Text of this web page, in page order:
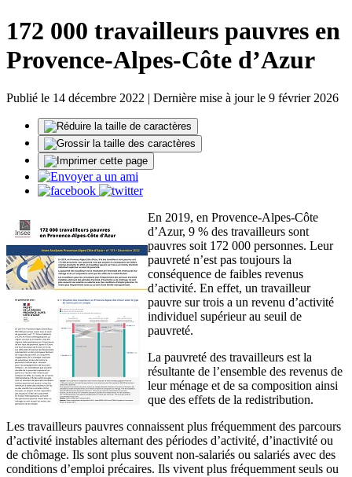
172 000 travailleurs pauvres en
Provence-Alpes-Côte d’Azur
Publié le 14 décembre 2022 | Dernière mise à jour le 9 février 2026
En 2019, en Provence-Alpes-Côte
d’Azur, 9 % des travailleurs sont
pauvres soit 172 000 personnes. Leur
pauvreté n’est pas toujours la
conséquence de faibles revenus
d’activité. En effet, un travailleur
pauvre sur trois a un revenu d’activité
individuel supérieur au seuil de
pauvreté.
La pauvreté des travailleurs est la
résultante de l’ensemble des revenus de
leur ménage et de sa composition ainsi
que des effets de la redistribution.
Les travailleurs pauvres connaissent plus fréquemment des parcours
d’activité instables alternant des périodes d’activité, d’inactivité ou
de chômage. Ils sont plus souvent non-salariés ou salariés avec des
conditions d’emploi précaires. Ils vivent plus fréquemment seuls ou